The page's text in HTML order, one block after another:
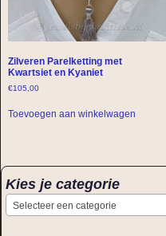
Zilveren Parelketting met
Kwartsiet en Kyaniet
€105,00
Toevoegen aan winkelwagen
Kies je categorie
Selecteer een categorie